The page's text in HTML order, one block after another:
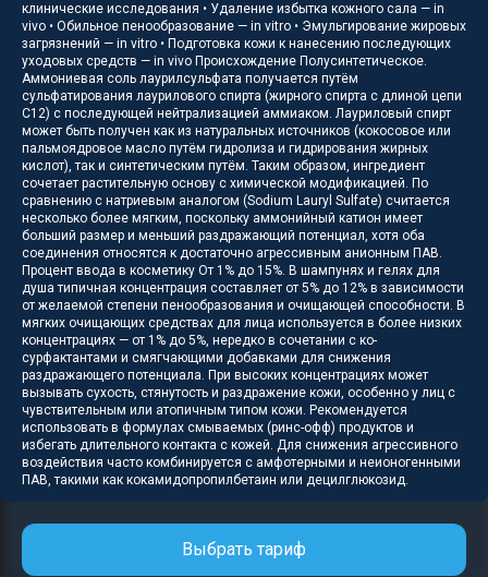
клинические исследования • Удаление избытка кожного сала — in
vivo • Обильное пенообразование — in vitro • Эмульгирование жировых
загрязнений — in vitro • Подготовка кожи к нанесению последующих
уходовых средств — in vivo Происхождение Полусинтетическое.
Аммониевая соль лаурилсульфата получается путём
сульфатирования лаурилового спирта (жирного спирта с длиной цепи
C12) с последующей нейтрализацией аммиаком. Лауриловый спирт
может быть получен как из натуральных источников (кокосовое или
пальмоядровое масло путём гидролиза и гидрирования жирных
кислот), так и синтетическим путём. Таким образом, ингредиент
сочетает растительную основу с химической модификацией. По
сравнению с натриевым аналогом (Sodium Lauryl Sulfate) считается
несколько более мягким, поскольку аммонийный катион имеет
больший размер и меньший раздражающий потенциал, хотя оба
соединения относятся к достаточно агрессивным анионным ПАВ.
Процент ввода в косметику От 1% до 15%. В шампунях и гелях для
душа типичная концентрация составляет от 5% до 12% в зависимости
от желаемой степени пенообразования и очищающей способности. В
мягких очищающих средствах для лица используется в более низких
концентрациях — от 1% до 5%, нередко в сочетании с ко-
сурфактантами и смягчающими добавками для снижения
раздражающего потенциала. При высоких концентрациях может
вызывать сухость, стянутость и раздражение кожи, особенно у лиц с
чувствительным или атопичным типом кожи. Рекомендуется
использовать в формулах смываемых (ринс-офф) продуктов и
избегать длительного контакта с кожей. Для снижения агрессивного
воздействия часто комбинируется с амфотерными и неионогенными
ПАВ, такими как кокамидопропилбетаин или децилглюкозид.
Выбрать тариф